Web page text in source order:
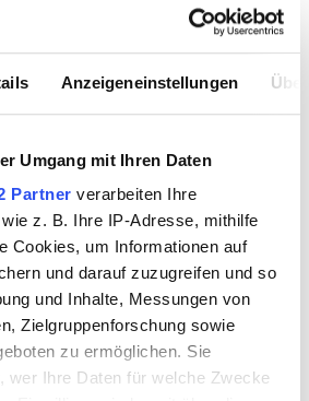
Anzeigeneinstellungen
Umgang mit Ihren Daten
Partner verarbeiten Ihre
z. B. Ihre IP-Adresse, mithilfe
Cookies, um Informationen auf
und darauf zuzugreifen und so
und Inhalte, Messungen von
Zielgruppenforschung sowie
zu ermöglichen. Sie
wer Ihre Daten für welche Zwecke
BULLSEYE 2249-
30F CA